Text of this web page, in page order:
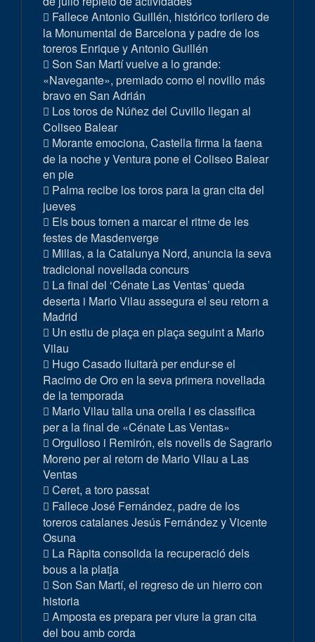
Fallece Antonio Guillén, histórico torilero de
la Monumental de Barcelona y padre de los
toreros Enrique y Antonio Guillén
Son San Martí vuelve a lo grande:
«Navegante», premiado como el novillo más
bravo en San Adrián
Los toros de Núñez del Cuvillo llegan al
Coliseo Balear
Morante emociona, Castella firma la faena
de la noche y Ventura pone el Coliseo Balear
en pie
Palma recibe los toros para la gran cita del
jueves
Els bous tornen a marcar el ritme de les
festes de Masdenverge
Millas, a la Catalunya Nord, anuncia la seva
tradicional novellada concurs
La final del ‘Cénate Las Ventas’ queda
deserta i Mario Vilau assegura el seu retorn a
Madrid
Un estiu de plaça en plaça seguint a Mario
Vilau
Hugo Casado lluitarà per endur-se el
Racimo de Oro en la seva primera novellada
de la temporada
Mario Vilau talla una orella i es classifica
per a la final de «Cénate Las Ventas»
Orgulloso i Remirón, els novells de Sagrario
Moreno per al retorn de Mario Vilau a Las
Ventas
Ceret, a toro passat
Fallece José Fernández, padre de los
toreros catalanes Jesús Fernández y Vicente
Osuna
La Ràpita consolida la recuperació dels
bous a la platja
Son San Martí, el regreso de un hierro con
historia
Amposta es prepara per viure la gran cita
del bou amb corda